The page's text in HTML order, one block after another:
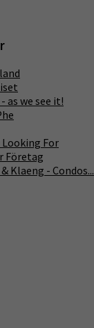
as we see it!
Looking For
Företag
Klaeng - Condos...